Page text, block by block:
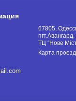
67805,
ТЦ "Нове
Карта